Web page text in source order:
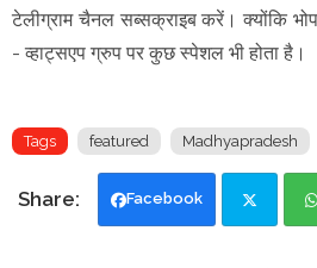
टेलीग्राम चैनल सब्सक्राइब करें।क्योंकि
- व्हाट्सएप ग्रुप पर कुछ स्पेशल भी होता है।
Tags featured Madhyapradesh
Facebook